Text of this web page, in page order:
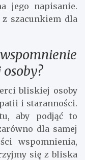
jego napisanie.
z szacunkiem dla
bliskiej osoby
i staranności.
aby podjąć to
dla samej
wspomnienia,
się z bliska